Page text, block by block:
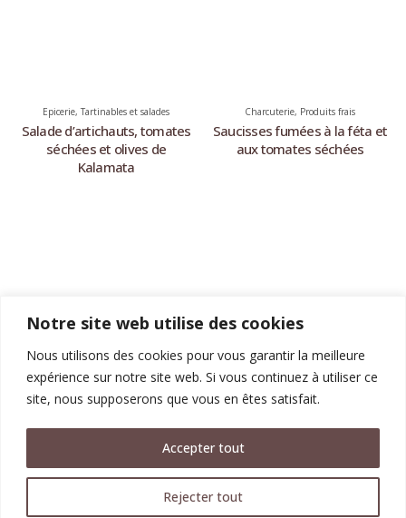
Notre site web utilise des cookies
Nous utilisons des cookies pour vous garantir la meilleure
expérience sur notre site web. Si vous continuez à utiliser ce
site, nous supposerons que vous en êtes satisfait.
Rejecter tout
Accepter tout
Epicerie, Tartinables et salades
Salade d’artichauts, tomates
séchées et olives de
Kalamata
Charcuterie, Produits frais
Saucisses fumées à la féta et
aux tomates séchées
Tomates séchées confites
KOSTA-ELIA © 2017-2024. Tous les droits sont réservés. |
légales
Design byAnektimito.gr